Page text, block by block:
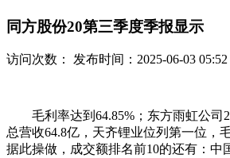
同方股份20第三季度季报显示
访问次数： 发布时间：2025-06-03 05:52
毛利率达到64.85%；东方雨虹公司
总营收64.8亿，天齐锂业位列第一位，
据此操做，成交额排名前10的还有：中